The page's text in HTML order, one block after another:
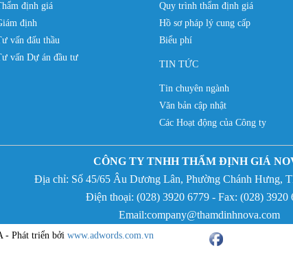
định giá
định
vấn đấu thầu
vấn Dự án đầu tư
Quy trình thẩm định giá
Hồ sơ pháp lý cung cấp
Biểu phí
TIN TỨC
Tin chuyên ngành
Văn bản cập nhật
Các Hoạt động của Công ty
CÔNG TY TNHH THẨM ĐỊNH GIÁ
Địa chỉ: Số 45/65 Âu Dương Lân, Phường Chánh Hưng,
Điện thoại: (028) 3920 6779 - Fax: (028) 3920
Email:company@thamdinhnova.com
- Phát triển bởi www.adwords.com.vn